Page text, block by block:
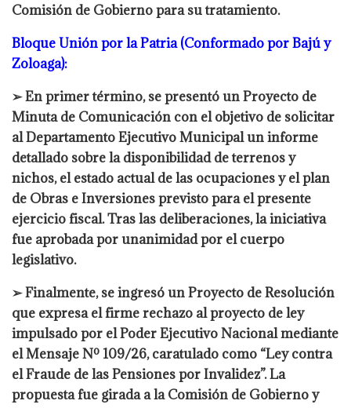
Comisión de Gobierno para su tratamiento.
Bloque Unión por la Patria (Conformado por Bajú y
Zoloaga):
➢ En primer término, se presentó un Proyecto de
Minuta de Comunicación con el objetivo de solicitar
al Departamento Ejecutivo Municipal un informe
detallado sobre la disponibilidad de terrenos y
nichos, el estado actual de las ocupaciones y el plan
de Obras e Inversiones previsto para el presente
ejercicio fiscal. Tras las deliberaciones, la iniciativa
fue aprobada por unanimidad por el cuerpo
legislativo.
➢ Finalmente, se ingresó un Proyecto de Resolución
que expresa el firme rechazo al proyecto de ley
impulsado por el Poder Ejecutivo Nacional mediante
el Mensaje Nº 109/26, caratulado como “Ley contra
el Fraude de las Pensiones por Invalidez”. La
propuesta fue girada a la Comisión de Gobierno y